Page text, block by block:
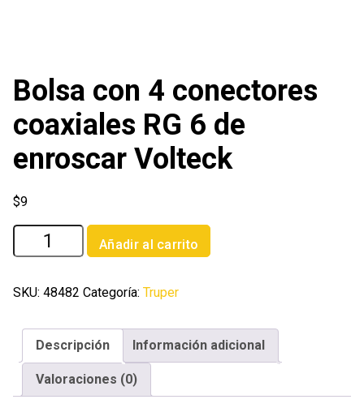
Bolsa con 4 conectores
coaxiales RG 6 de
enroscar Volteck
$9
Bolsa
con
conectores
RG
de
enroscar
Añadir al carrito
SKU: 48482 Categoría: Truper
Descripción Información adicional
Valoraciones (0)